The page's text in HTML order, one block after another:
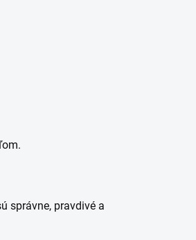
správne, pravdivé a